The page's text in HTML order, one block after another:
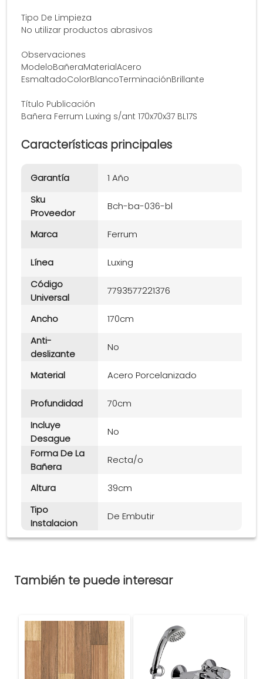
Tipo De Limpieza
No utilizar productos abrasivos
Observaciones
ModeloBañeraMaterialAcero
EsmaltadoColorBlancoTerminaciónBrillante
Título Publicación
Bañera Ferrum Luxing s/ant 170x70x37 BL17S
Características principales
Garantía
1 Año
Sku
Proveedor
Bch-ba-036-bl
Marca Ferrum
Línea
Luxing
Código
Universal
7793577221376
Ancho
170cm
Anti-
deslizante
No
Material Acero Porcelanizado
Profundidad
70cm
Incluye
Desague
No
Forma De La
Bañera
Recta/o
Altura
39cm
Tipo
Instalacion
De Embutir
También te puede interesar